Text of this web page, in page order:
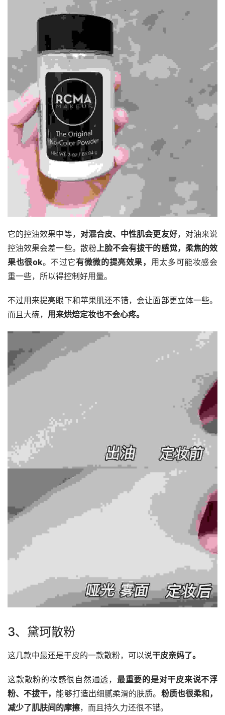
它的控油效果中等， 对混合皮、中性肌会更友好，对油来说
控油效果会差一些。散粉上脸不会有拔干的感觉，柔焦的效
果也很ok。不过它有微微的提亮效果， 用太多可能妆感会
重一些，所以得控制好用量。
不过用来提亮眼下和苹果肌还不错，会让面部更立体一些。
而且大碗， 用来烘焙定妆也不会心疼。
3、黛珂散粉
这几款中最还是干皮的一款散粉，可以说干皮亲妈了。
这款散粉的妆感很自然通透， 最重要的是对干皮来说不浮
粉、不拔干， 能够打造出细腻柔滑的肤质。 粉质也很柔和，
减少了肌肤间的摩擦，而且持久力还很不错。